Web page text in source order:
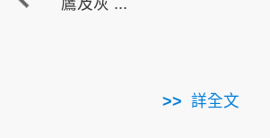
詳全文